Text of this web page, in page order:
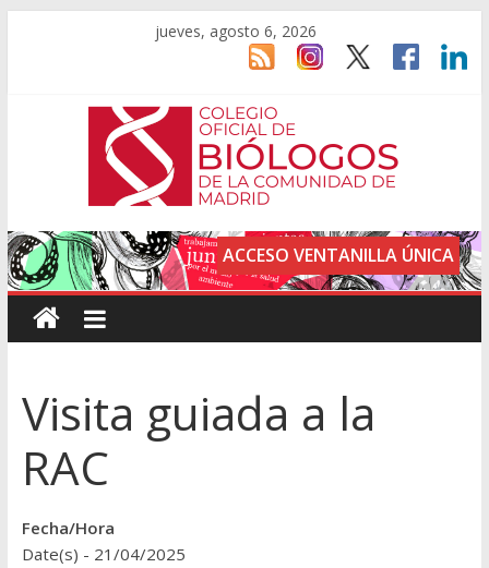
jueves, agosto 6, 2026
ACCESO VENTANILLA ÚNICA
Visita guiada a la
RAC
Fecha/Hora
Date(s) - 21/04/2025